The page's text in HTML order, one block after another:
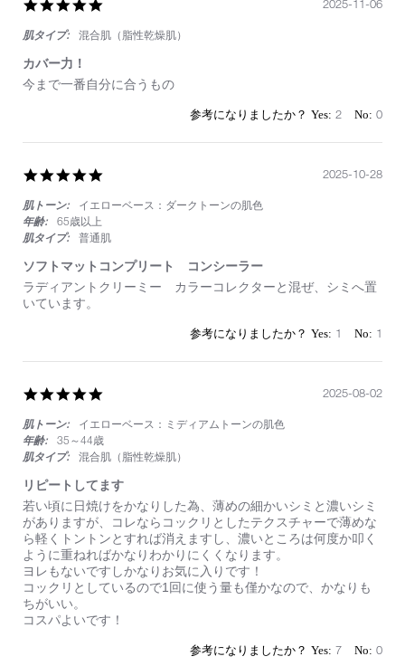
す
rating
肌タイプ:
混合肌（脂性乾燥肌）
カバー力！
Review
Nov
review
ー
今まで一番自分に合うもの
2025-11-06
2 0
rating
肌トーン:
イエローベース：ダークトーンの肌色
年齢:
65歳以上
肌タイプ:
普通肌
ソフトマットコンプリート コンシーラー
Review
by
2025
review
stating
マ
ト
ン
プ
リ
ト
コ
ン
シ
ー
ラ
ー
ラディアントクリーミー カラーコレクターと混ぜ、シミへ置
いています。
2025-10-28
1 1
rating
肌トーン:
イエローベース：ミディアムトーンの肌色
年齢:
35～44歳
肌タイプ:
混合肌（脂性乾燥肌）
リピートしてます
Review
by
on
2
Aug
2025
review
stating
リ
ピ
ー
ト
し
て
ま
若い頃に日焼けをかなりした為、薄めの細かいシミと濃いシミ
がありますが、コレならコックリとしたテクスチャーで薄めな
ら軽くトントンとすれば消えますし、濃いところは何度か叩く
ように重ねればかなりわかりにくくなります。
ヨレもないですしかなりお気に入りです！
コックリとしているので1回に使う量も僅かなので、かなりも
ちがいい。
コスパよいです！
2025-08-02
7 0